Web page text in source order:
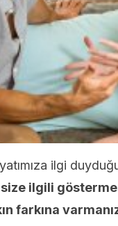
ilgi
ilgili
farkına